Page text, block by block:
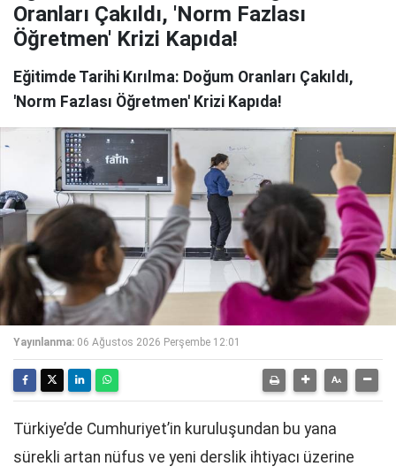
Oranları Çakıldı, 'Norm Fazlası
Öğretmen' Krizi Kapıda!
Eğitimde Tarihi Kırılma: Doğum Oranları Çakıldı,
'Norm Fazlası Öğretmen' Krizi Kapıda!
Yayınlanma: 06 Ağustos 2026 Perşembe 12:01
Türkiye’de Cumhuriyet’in kuruluşundan bu yana
sürekli artan nüfus ve yeni derslik ihtiyacı üzerine